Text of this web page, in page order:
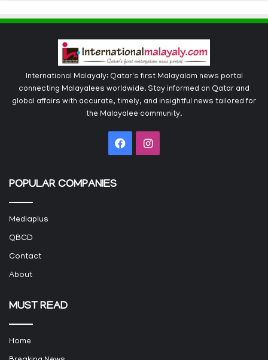
International Malayaly: Qatar's first Malayalam news portal
connecting Malayalees worldwide. Stay informed on Qatar and
global affairs with accurate, timely, and insightful news tailored for
the Malayalee community.
FacebookInstagram
POPULAR COMPANIES
Mediaplus
QBCD
Contact
About
MUST READ
Home